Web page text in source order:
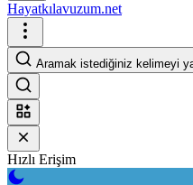
Hayatkılavuzum.net
Aramak istediğiniz kelimeyi
Hızlı Erişim